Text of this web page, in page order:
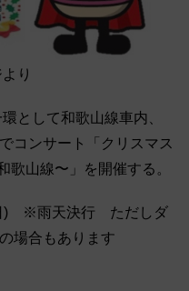
り
として和歌山線車内、
コンサート「クリスマス
歌山線〜」を開催する。
) ※雨天決行 ただしダ
場合もあります